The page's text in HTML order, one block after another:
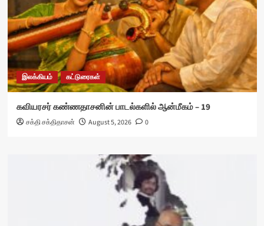
இலக்கியம் கட்டுரைகள்
கவியரசர் கண்ணதாசனின் பாடல்களில் ஆன்மீகம் – 19
சக்தி சக்திதாசன் August 5, 2026 0